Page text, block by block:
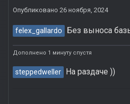
Опубликовано 26 ноября, 2024
felex_gallardo Без выноса
Дополнено 1 минуту спустя
steppedweller На раздаче ))